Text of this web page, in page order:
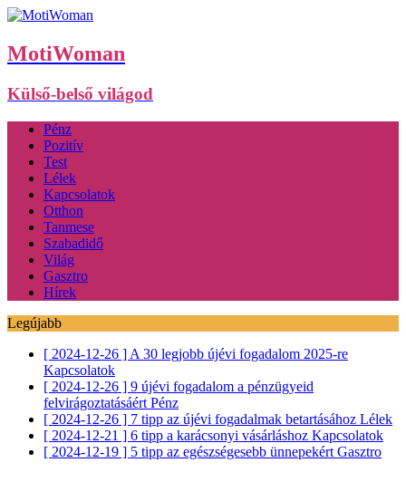
MotiWoman
Külső-belső világod
Pénz
Pozitív
Test
Lélek
Kapcsolatok
Otthon
Tanmese
Szabadidő
Világ
Gasztro
Hírek
Legújabb
[ 2024-12-26 ] A 30 legjobb újévi fogadalom 2025-re
Kapcsolatok
[ 2024-12-26 ] 9 újévi fogadalom a pénzügyeid
felvirágoztatásáért Pénz
[ 2024-12-26 ] 7 tipp az újévi fogadalmak betartásához Lélek
[ 2024-12-21 ] 6 tipp a karácsonyi vásárláshoz Kapcsolatok
[ 2024-12-19 ] 5 tipp az egészségesebb ünnepekért Gasztro